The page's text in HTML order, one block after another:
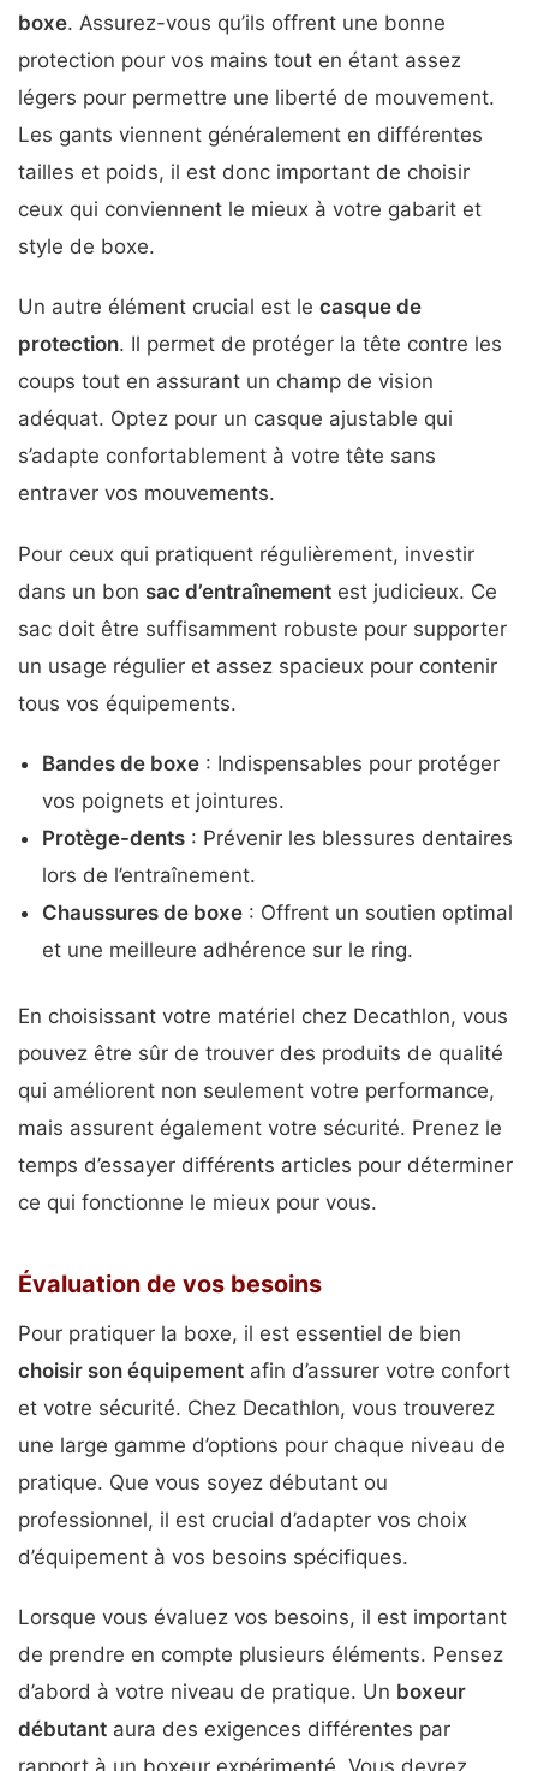
boxe. Assurez-vous qu’ils offrent une bonne
protection pour vos mains tout en étant assez
légers pour permettre une liberté de mouvement.
Les gants viennent généralement en différentes
tailles et poids, il est donc important de choisir
ceux qui conviennent le mieux à votre gabarit et
style de boxe.
Un autre élément crucial est le casque de
protection. Il permet de protéger la tête contre les
coups tout en assurant un champ de vision
adéquat. Optez pour un casque ajustable qui
s’adapte confortablement à votre tête sans
entraver vos mouvements.
Pour ceux qui pratiquent régulièrement, investir
dans un bon sac d’entraînement est judicieux. Ce
sac doit être suffisamment robuste pour supporter
un usage régulier et assez spacieux pour contenir
tous vos équipements.
Bandes de boxe : Indispensables pour protéger
vos poignets et jointures.
Protège-dents : Prévenir les blessures dentaires
lors de l’entraînement.
Chaussures de boxe : Offrent un soutien optimal
et une meilleure adhérence sur le ring.
En choisissant votre matériel chez Decathlon, vous
pouvez être sûr de trouver des produits de qualité
qui améliorent non seulement votre performance,
mais assurent également votre sécurité. Prenez le
temps d’essayer différents articles pour déterminer
ce qui fonctionne le mieux pour vous.
Évaluation de vos besoins
Pour pratiquer la boxe, il est essentiel de bien
choisir son équipement afin d’assurer votre confort
et votre sécurité. Chez Decathlon, vous trouverez
une large gamme d’options pour chaque niveau de
pratique. Que vous soyez débutant ou
professionnel, il est crucial d’adapter vos choix
d’équipement à vos besoins spécifiques.
Lorsque vous évaluez vos besoins, il est important
de prendre en compte plusieurs éléments. Pensez
d’abord à votre niveau de pratique. Un boxeur
débutant aura des exigences différentes par